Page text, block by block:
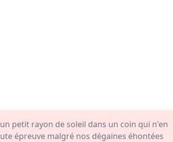
petit rayon de soleil dans un coin qui n'en
épreuve malgré nos dégaines éhontées